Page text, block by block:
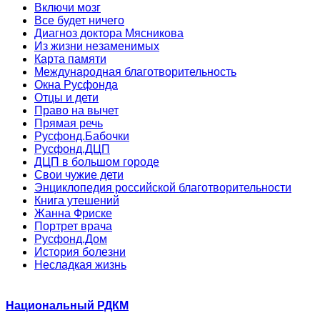
Включи мозг
Все будет ничего
Диагноз доктора Мясникова
Из жизни незаменимых
Карта памяти
Международная благотворительность
Окна Русфонда
Отцы и дети
Право на вычет
Прямая речь
Русфонд.Бабочки
Русфонд.ДЦП
ДЦП в большом городе
Свои чужие дети
Энциклопедия российской благотворительности
Книга утешений
Жанна Фриске
Портрет врача
Русфонд.Дом
История болезни
Несладкая жизнь
Национальный РДКМ